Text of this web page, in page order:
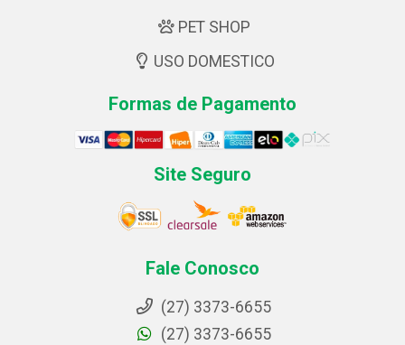
PET SHOP
USO DOMESTICO
Formas de Pagamento
Site Seguro
Fale Conosco
(27) 3373-6655
(27) 3373-6655